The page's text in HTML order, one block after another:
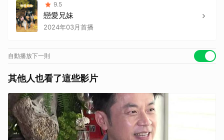
9.5
戀愛兄妹
2024年03月首播
自動播放下一則
其他人也看了這些影片